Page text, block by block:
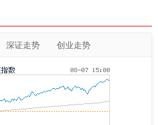
深证走势 创业走势